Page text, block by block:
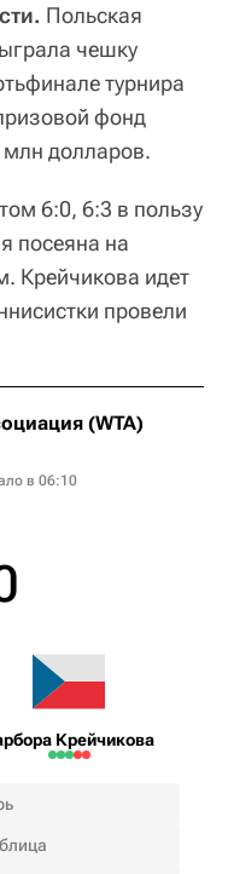
Польская
чешку
турнира
фонд
млн долларов.
6:0, 6:3 в пользу
посеяна на
Крейчикова идет
провели
(WTA)
в 06:10
Крейчикова